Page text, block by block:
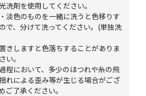
剤を使用してください。
淡色のものを一緒に洗うと色移りす
で、分けて洗ってください。(単独洗
きしますと色落ちすることがありま
い。
程において、多少のほつれや糸の飛
れによる歪み等が生じる場合がござ
ご了承ください。